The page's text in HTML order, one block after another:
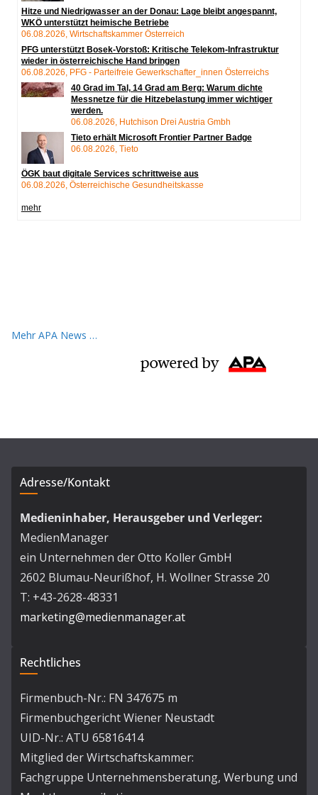
Mehr APA News …
Adresse/Kontakt
Medieninhaber, Herausgeber und Verleger:
MedienManager
ein Unternehmen der Otto Koller GmbH
2602 Blumau-Neurißhof, H. Wollner Strasse 20
T: +43-2628-48331
marketing@medienmanager.at
Rechtliches
Firmenbuch-Nr.: FN 347675 m
Firmenbuchgericht Wiener Neustadt
UID-Nr.: ATU 65816414
Mitglied der Wirtschaftskammer:
Fachgruppe Unternehmensberatung, Werbung und